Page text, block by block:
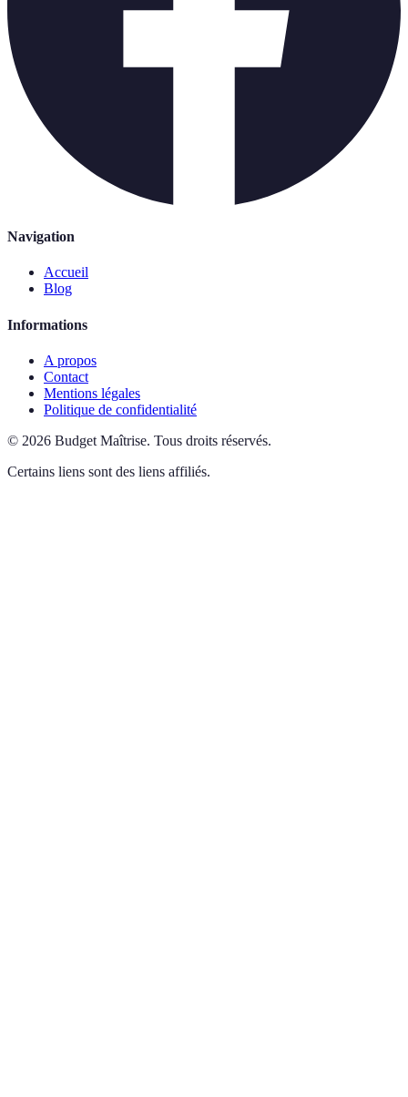
Navigation
Accueil
Blog
Informations
A propos
Contact
Mentions légales
Politique de confidentialité
© 2026 Budget Maîtrise. Tous droits réservés.
Certains liens sont des liens affiliés.